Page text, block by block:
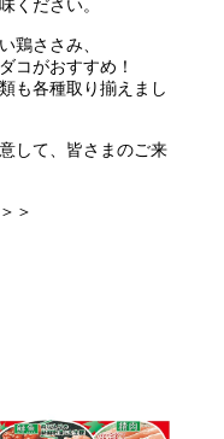
ください。
鶏ささみ、
コがおすすめ！
も各種取り揃えまし
して、皆さまのご来
＞